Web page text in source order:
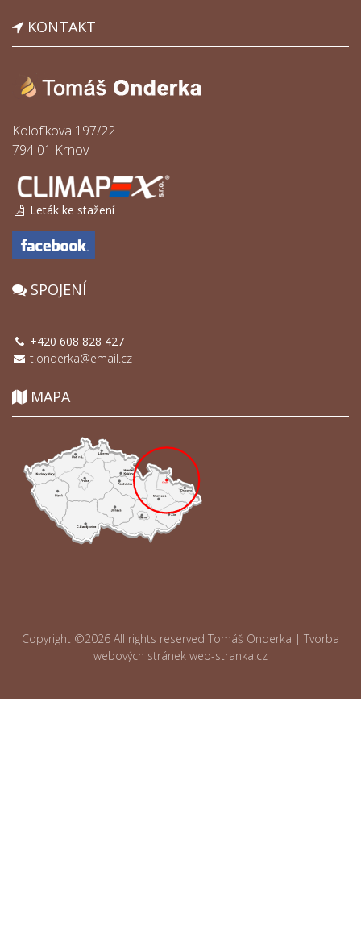
KONTAKT
Kolofíkova 197/22
794 01 Krnov
Leták ke stažení
SPOJENÍ
+420 608 828 427
t.onderka@email.cz
MAPA
Copyright ©2026 All rights reserved Tomáš Onderka | Tvorba
webových stránek web-stranka.cz